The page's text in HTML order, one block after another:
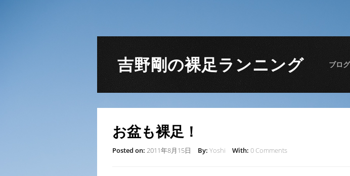
吉野剛の裸足ランニング ブログ
お盆も裸足！
Posted on: 2011年8月15日 By: Yoshi With: 0 Comments